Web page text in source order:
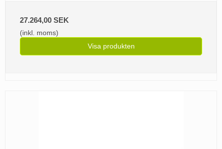
27.264,00 SEK
(inkl. moms)
Visa produkten